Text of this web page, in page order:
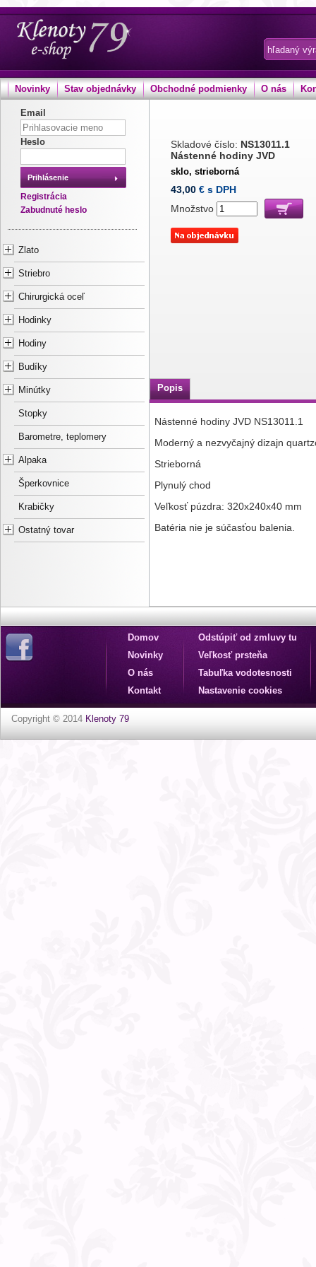
Novinky Stav objednávky Obchodné podmienky O nás
Email
Heslo
Prihlásenie
Registrácia
Zabudnuté heslo
Zlato
Striebro
Chirurgická oceľ
Hodinky
Hodiny
Budíky
Minútky
Stopky
Barometre, teplomery
Alpaka
Šperkovnice
Krabičky
Ostatný tovar
Skladové číslo: NS13011.1
Nástenné hodiny JVD
sklo, strieborná
43,00 € s DPH
Množstvo
Popis
Nástenné hodiny JVD NS13011.1
Moderný a nezvyčajný dizajn
Strieborná
Plynulý chod
Veľkosť púzdra: 320x240x40 mm
Batéria nie je súčasťou balenia.
Domov
Novinky
O nás
Kontakt
Odstúpiť od zmluvy tu
Veľkosť prsteňa
Tabuľka vodotesnosti
Nastavenie cookies
Copyright © 2014 Klenoty 79